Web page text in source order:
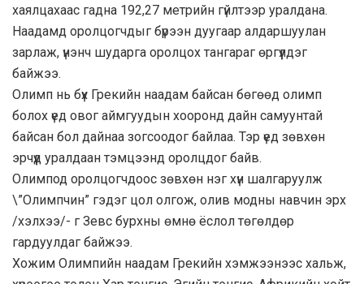
хаялцахаас гадна 192,27 метрийн гүйлтээр уралдана.
Наадамд оролцогчдыг бүрээн дуугаар алдаршуулан
зарлаж, үнэнч шударга оролцох тангараг өргүүлдэг
байжээ.
Олимп нь бүх Грекийн наадам байсан бөгөөд олимп
болох үед овог аймгуудын хооронд дайн самуунтай
байсан бол дайнаа зогсоодог байлаа. Тэр үед зөвхөн
эрчүүд уралдаан тэмцээнд оролцдог байв.
Олимпод оролцогчдоос зөвхөн нэг хүн шалгаруулж
\”Олимпчин” гэдэг цол олгож, олив модны навчин эрх
/хэлхээ/- г Зевс бурхны өмнө ёслол төгөлдөр
гардуулдаг байжээ.
Хожим Олимпийн наадам Грекийн хэмжээнээс хальж,